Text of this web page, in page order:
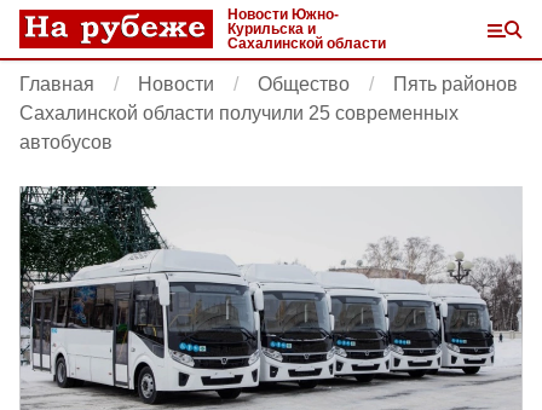
Новости Южно-
Курильска и
Сахалинской области
Главная Новости Общество
Пять районов
Сахалинской области получили 25 современных
автобусов